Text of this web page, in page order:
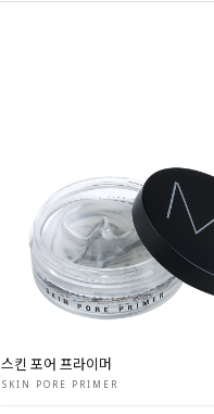
스킨 포어 프라이머
SKIN PORE PRIMER